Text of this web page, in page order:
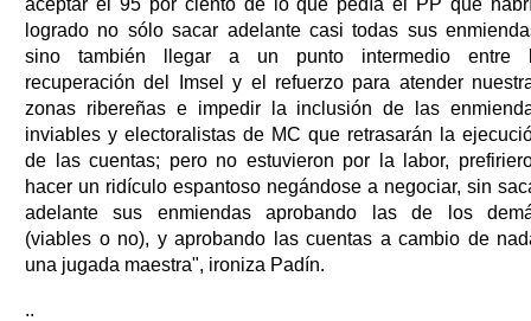
logrado no sólo sacar adelante casi todas sus
sino también llegar a un punto intermedio entre
recuperación del Imsel y el refuerzo para atender
zonas ribereñas e impedir la inclusión de las
inviables y electoralistas de MC que retrasarán la
de las cuentas; pero no estuvieron por la labor,
hacer un ridículo espantoso negándose a negociar, sin
adelante sus enmiendas aprobando las de los
(viables o no), y aprobando las cuentas a cambio de
una jugada maestra", ironiza Padín.
..